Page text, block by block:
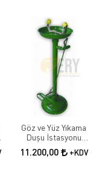
Göz ve Yüz Yıkama
Duşu İstasyonu
Göz,yüz Yıkama
Çeşmesi, Boy Tipi, El,
11.200,00 +KDV